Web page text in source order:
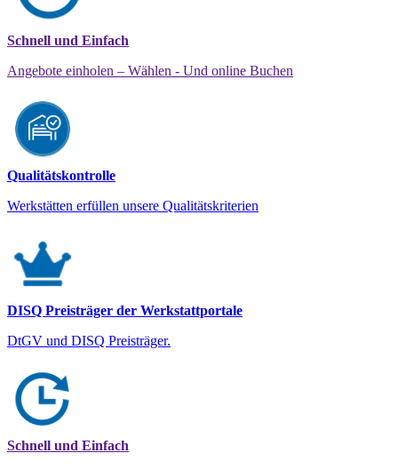
Schnell und Einfach
Angebote einholen – Wählen - Und online Buchen
Qualitätskontrolle
Werkstätten erfüllen unsere Qualitätskriterien
DISQ Preisträger der Werkstattportale
DtGV und DISQ Preisträger.
Schnell und Einfach